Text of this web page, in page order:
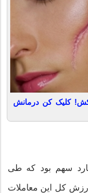
کلیک کن درمانش
تاکنون ۷.۴۴۲ میلیارد سهم بود که طی
و ارزش کل این معاملات